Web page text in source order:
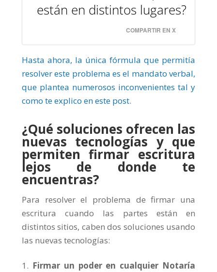
están en distintos lugares?
COMPARTIR EN X
Hasta ahora, la única fórmula que permitía
resolver este problema es el mandato verbal,
que plantea numerosos inconvenientes tal y
como te explico en este post.
¿Qué soluciones ofrecen las
nuevas tecnologías y que
permiten firmar escritura
lejos de donde te
encuentras?
Para resolver el problema de firmar una
escritura cuando las partes están en
distintos sitios, caben dos soluciones usando
las nuevas tecnologías:
Firmar un poder en cualquier Notaría